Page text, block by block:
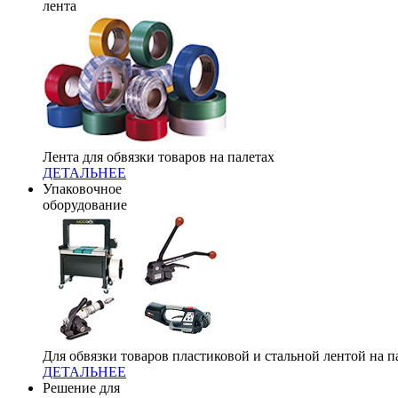
лента
Лента для обвязки товаров на палетах
ДЕТАЛЬНЕЕ
Упаковочное
оборудование
Для обвязки товаров пластиковой и стальной лентой на
ДЕТАЛЬНЕЕ
Решение для